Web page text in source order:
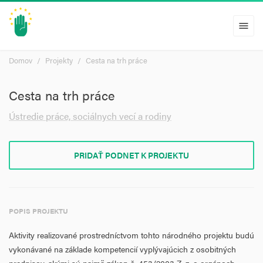
menu
Domov Projekty Cesta na trh práce
Cesta na trh práce
Ústredie práce, sociálnych vecí a rodiny
PRIDAŤ PODNET K PROJEKTU
POPIS PROJEKTU
Aktivity realizované prostredníctvom tohto národného projektu budú
vykonávané na základe kompetencií vyplývajúcich z osobitných